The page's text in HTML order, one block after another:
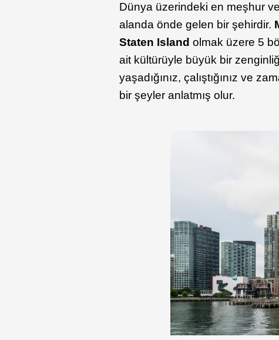
Dünya üzerindeki en meşhur
alanda önde gelen bir şehirdir.
Staten Islandolmak üzere 5
ait kültürüyle büyük bir
yaşadığınız, çalıştığınız ve
bir şeyler anlatmış olur.